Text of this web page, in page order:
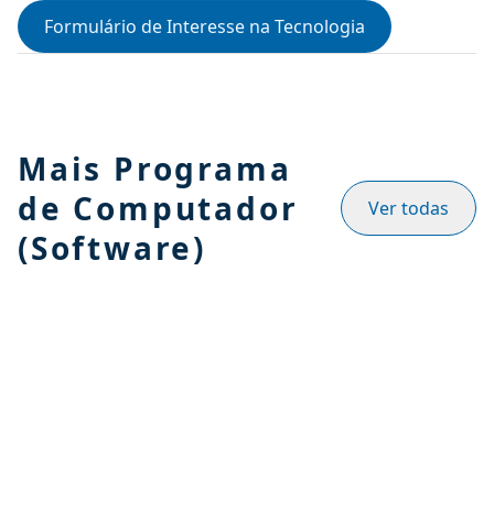
Formulário de Interesse na Tecnologia
Mais Programa
de Computador
(Software)
Ver todas